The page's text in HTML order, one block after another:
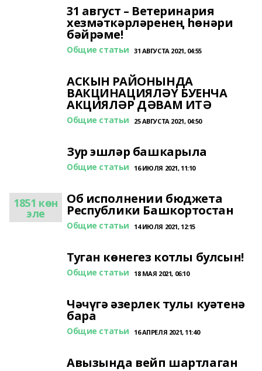
31 август – Ветеринария
хезмәткәрләренең һөнәри
бәйрәме!
Общие статьи 31 АВГУСТА 2021, 04:55
АСКЫН РАЙОНЫНДА
ВАКЦИНАЦИЯЛӘҮ БУЕНЧА
АКЦИЯЛӘР ДӘВАМ ИТӘ
Общие статьи 25 АВГУСТА 2021, 04:50
Зур эшләр башкарыла
Общие статьи 16 ИЮЛЯ 2021, 11:10
1851 көн
эле
Об исполнении бюджета
Республики Башкортостан
Общие статьи 14 ИЮЛЯ 2021, 12:15
Туган көнегез котлы булсын!
Общие статьи 18 МАЯ 2021, 06:10
Чәчүгә әзерлек тулы куәтенә
бара
Общие статьи 16 АПРЕЛЯ 2021, 11:40
Авызында вейп шартлаган